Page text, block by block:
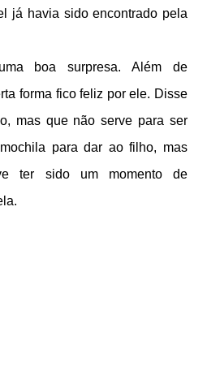
já havia sido encontrado pela
boa surpresa. Além de
forma fico feliz por ele. Disse
mas que não serve para ser
para dar ao filho, mas
ter sido um momento de